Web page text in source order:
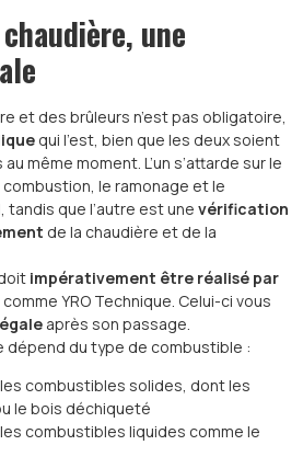
une
et des brûleurs n’est pas obligatoire,
qui l’est, bien que les deux soient
même moment. L’un s’attarde sur le
le ramonage et le
que l’autre est une vérification
de la chaudière et de la
impérativement être réalisé par
, comme YRO Technique. Celui-ci vous
après son passage.
dépend du type de combustible :
combustibles solides, dont les
le bois déchiqueté
combustibles liquides comme le